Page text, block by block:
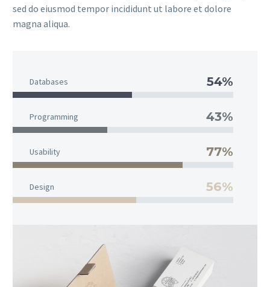
sed do eiusmod tempor incididunt ut labore et dolore
magna aliqua.
Databases 54%
Programming 43%
Usability 77%
Design 56%